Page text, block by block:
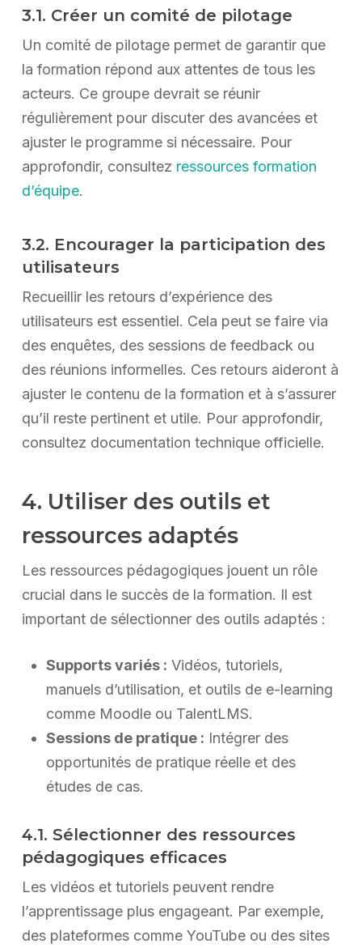
3.1. Créer un comité de pilotage
Un comité de pilotage permet de garantir que
la formation répond aux attentes de tous les
acteurs. Ce groupe devrait se réunir
régulièrement pour discuter des avancées et
ajuster le programme si nécessaire. Pour
approfondir, consultez ressources formation
d’équipe.
3.2. Encourager la participation des
utilisateurs
Recueillir les retours d’expérience des
utilisateurs est essentiel. Cela peut se faire via
des enquêtes, des sessions de feedback ou
des réunions informelles. Ces retours aideront à
ajuster le contenu de la formation et à s’assurer
qu’il reste pertinent et utile. Pour approfondir,
consultez documentation technique officielle.
4. Utiliser des outils et
ressources adaptés
Les ressources pédagogiques jouent un rôle
crucial dans le succès de la formation. Il est
important de sélectionner des outils adaptés :
Supports variés : Vidéos, tutoriels,
manuels d’utilisation, et outils de e-learning
comme Moodle ou TalentLMS.
Sessions de pratique : Intégrer des
opportunités de pratique réelle et des
études de cas.
4.1. Sélectionner des ressources
pédagogiques efficaces
Les vidéos et tutoriels peuvent rendre
l’apprentissage plus engageant. Par exemple,
des plateformes comme YouTube ou des sites